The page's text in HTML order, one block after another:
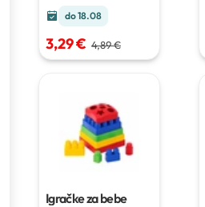
do 18.08
3,29 € 4,89 €
Igračke za bebe